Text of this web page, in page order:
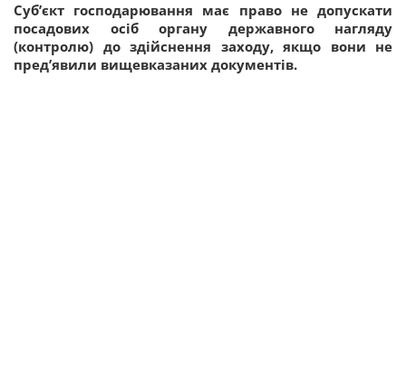
Суб’єкт господарювання має право не допускати
посадових осіб органу державного нагляду
(контролю) до здійснення заходу, якщо вони не
пред’явили вищевказаних документів.